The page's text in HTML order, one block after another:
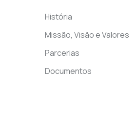
História
Missão, Visão e Valores
Parcerias
Documentos